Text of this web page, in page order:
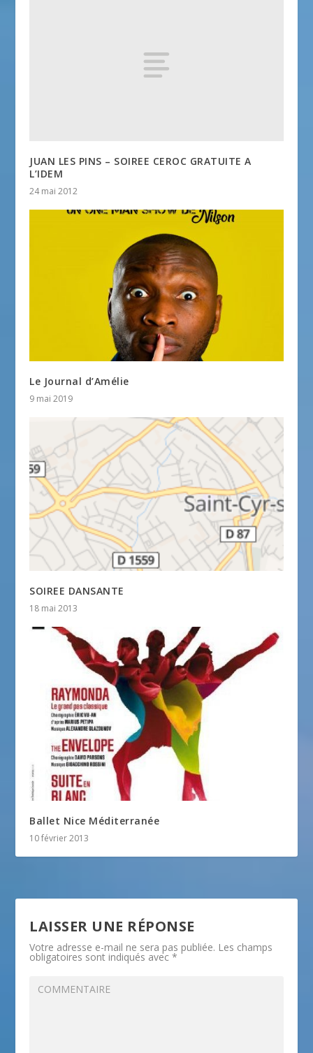
JUAN LES PINS – SOIREE CEROC GRATUITE A
L’IDEM
24 mai 2012
Le Journal d’Amélie
9 mai 2019
SOIREE DANSANTE
18 mai 2013
Ballet Nice Méditerranée
10 février 2013
LAISSER UNE RÉPONSE
Votre adresse e-mail ne sera pas publiée. Les champs
obligatoires sont indiqués avec*